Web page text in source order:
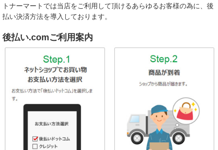
トナーマートでは当店をご利用して頂けるあらゆるお客様の為に、後
払い決済方法を導入しております。
後払い.comご利用案内